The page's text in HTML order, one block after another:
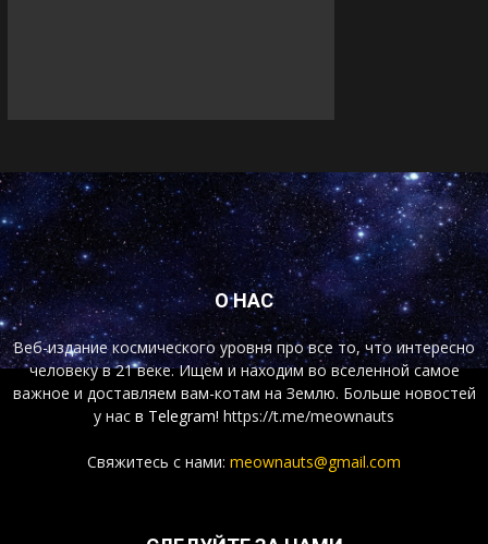
О НАС
Веб-издание космического уровня про все то, что интересно
человеку в 21 веке. Ищем и находим во вселенной самое
важное и доставляем вам-котам на Землю. Больше новостей
у нас в Telegram! https://t.me/meownauts
Свяжитесь с нами: meownauts@gmail.com